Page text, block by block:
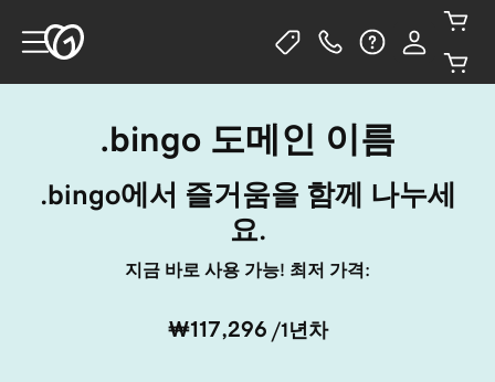
.bingo 도메인 이름
.bingo에서 즐거움을 함께 나누세
요.
지금 바로 사용 가능! 최저 가격:
₩117,296 /1년차